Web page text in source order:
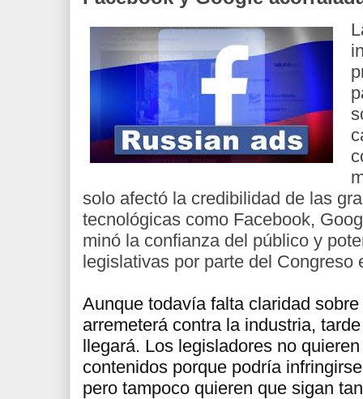
solo afectó la credibilidad de las
tecnológicas como Facebook,
minó la confianza del público y
legislativas por parte del Congreso
Aunque todavía falta claridad
arremeterá contra la industria,
llegará. Los legisladores no
contenidos porque podría
pero tampoco quieren que sigan